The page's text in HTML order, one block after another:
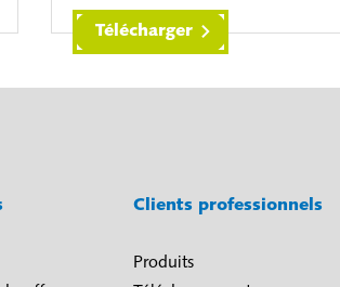
Télécharger
Clients professionnels
Produits